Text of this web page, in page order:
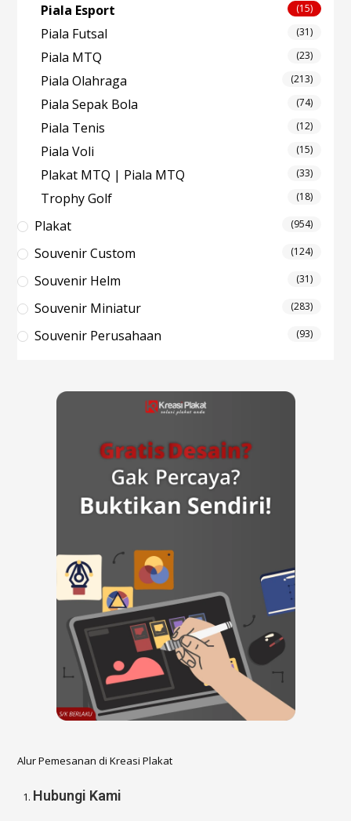
Piala Esport (15)
Piala Futsal (31)
Piala MTQ (23)
Piala Olahraga (213)
Piala Sepak Bola (74)
Piala Tenis (12)
Piala Voli (15)
Plakat MTQ | Piala MTQ (33)
Trophy Golf (18)
Plakat (954)
Souvenir Custom (124)
Souvenir Helm (31)
Souvenir Miniatur (283)
Souvenir Perusahaan (93)
Alur Pemesanan di Kreasi Plakat
Hubungi Kami